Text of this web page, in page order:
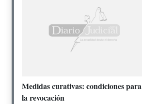
Medidas curativas: condiciones para
la revocación